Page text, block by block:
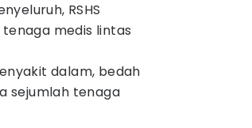
RSHS
medis lintas
dalam, bedah
sejumlah tenaga